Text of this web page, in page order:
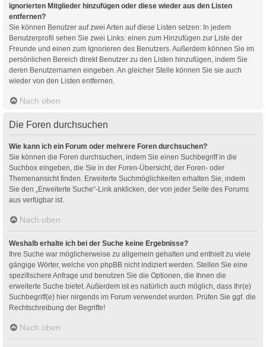
ignorierten Mitglieder hinzufügen oder diese wieder aus den Listen
entfernen?
Sie können Benutzer auf zwei Arten auf diese Listen setzen: In jedem
Benutzerprofil sehen Sie zwei Links: einen zum Hinzufügen zur Liste der
Freunde und einen zum Ignorieren des Benutzers. Außerdem können Sie im
persönlichen Bereich direkt Benutzer zu den Listen hinzufügen, indem Sie
deren Benutzernamen eingeben. An gleicher Stelle können Sie sie auch
wieder von den Listen entfernen.
Nach oben
Die Foren durchsuchen
Wie kann ich ein Forum oder mehrere Foren durchsuchen?
Sie können die Foren durchsuchen, indem Sie einen Suchbegriff in die
Suchbox eingeben, die Sie in der Foren-Übersicht, der Foren- oder
Themenansicht finden. Erweiterte Suchmöglichkeiten erhalten Sie, indem
Sie den „Erweiterte Suche“-Link anklicken, der von jeder Seite des Forums
aus verfügbar ist.
Nach oben
Weshalb erhalte ich bei der Suche keine Ergebnisse?
Ihre Suche war möglicherweise zu allgemein gehalten und enthielt zu viele
gängige Wörter, welche von phpBB nicht indiziert werden. Stellen Sie eine
spezifischere Anfrage und benutzen Sie die Optionen, die Ihnen die
erweiterte Suche bietet. Außerdem ist es natürlich auch möglich, dass Ihr(e)
Suchbegriff(e) hier nirgends im Forum verwendet wurden. Prüfen Sie ggf. die
Rechtschreibung der Begriffe!
Nach oben